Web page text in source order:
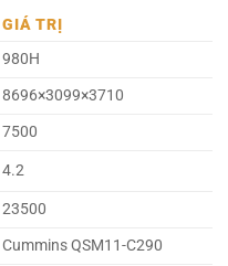
GIÁ TRỊ
980H
8696×3099×3710
7500
4.2
23500
Cummins QSM11-C290